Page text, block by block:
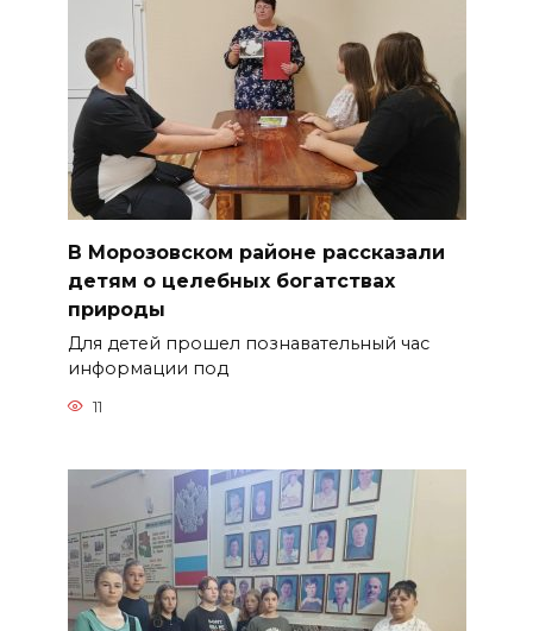
В Морозовском районе рассказали
детям о целебных богатствах
природы
Для детей прошел познавательный час
информации под
11